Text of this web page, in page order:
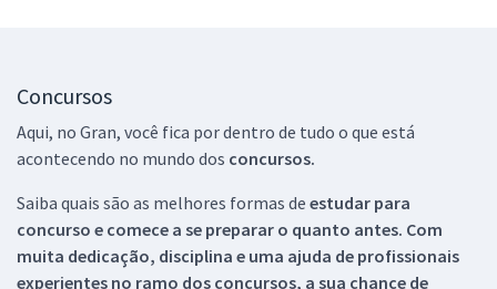
Concursos
Aqui, no Gran, você fica por dentro de tudo o que está
acontecendo no mundo dos concursos.
Saiba quais são as melhores formas de estudar para
concurso e comece a se preparar o quanto antes. Com
muita dedicação, disciplina e uma ajuda de profissionais
experientes no ramo dos concursos, a sua chance de